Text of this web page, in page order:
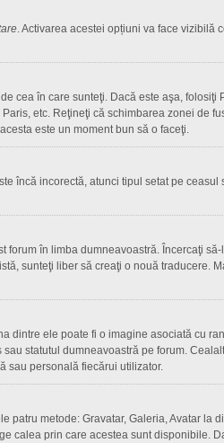
. Activarea acestei opțiuni va face vizibilă
cea în care sunteţi. Dacă este aşa, folosiţi
etc. Reţineţi că schimbarea zonei de
este un moment bun să o faceţi.
încă incorectă, atunci tipul setat pe
în limba dumneavoastră. Încercaţi
sunteţi liber să creaţi o nouă traducere.
dintre ele poate fi o imagine asociată cu
statutul dumneavoastră pe forum.
sau personală fiecărui utilizator.
patru metode: Gravatar, Galeria, Avatar la
calea prin care acestea sunt disponibile.